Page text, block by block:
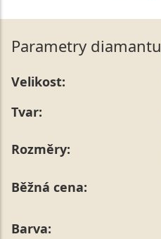
Parametry diamantu
Velikost:
Tvar:
Rozměry:
Běžná cena:
Barva: